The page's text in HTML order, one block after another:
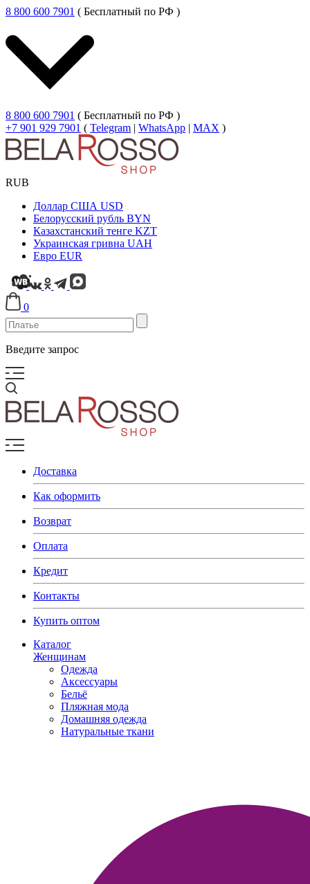
8 800 600 7901 ( Бесплатный по РФ )
8 800 600 7901 ( Бесплатный по РФ )
+7 901 929 7901 ( Telegram | WhatsApp | MAX )
RUB
Доллар США USD
Белорусский рубль BYN
Казахстанский тенге KZT
Украинская гривна UAH
Евро EUR
0
Введите запрос
Доставка
Как оформить
Возврат
Оплата
Кредит
Контакты
Купить оптом
Каталог
Женщинам
Одежда
Аксессуары
Бельё
Пляжная мода
Домашняя одежда
Натуральные ткани